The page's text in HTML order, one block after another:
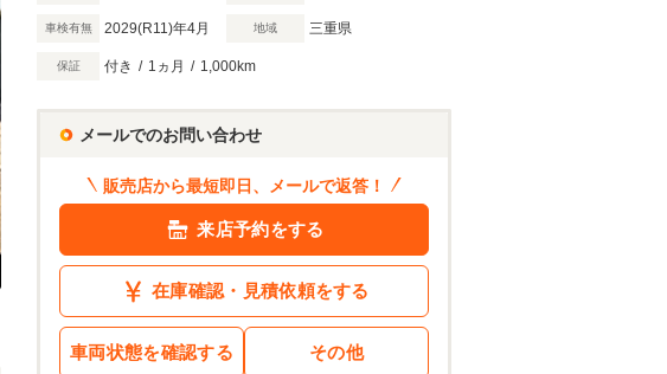
車検有無 2029(R11)年4月 地域 三重県
保証 付き / 1ヵ月 / 1,000km
メールでのお問い合わせ
販売店から最短即日、メールで返答！
来店予約をする
在庫確認・見積依頼をする
車両状態を確認する その他